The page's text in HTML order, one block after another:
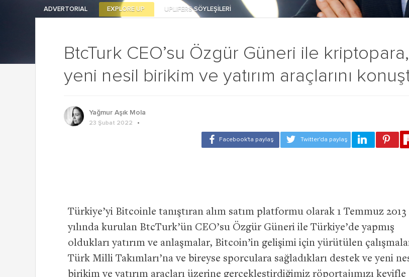
BtcTurk CEO’su Özgür Güneri ile kriptopara,
yeni nesil birikim ve yatırım araçlarını
ADVERTORIAL EXPLORE UP UPLIFERS SÖYLEŞİLERİ
Yağmur Aşık Mola
23 Şubat 2022
Türkiye’yi Bitcoinle tanıştıran alım satım platformu olarak 1 Temmuz 2013
yılında kurulan BtcTurk’ün CEO’su Özgür Güneri ile Türkiye’de yapmış
oldukları yatırım ve anlaşmalar, Bitcoin’in gelişimi için yürütülen
Türk Milli Takımları’na ve bireyse sporculara sağladıkları destek ve yeni
birikim ve yatırım araçları üzerine gerçekleştirdiğimiz röportajımızı keyifle